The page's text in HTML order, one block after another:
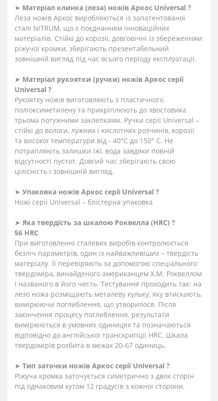
➤ Матеріал клинка (леза) ножів Аркос Universal ?
Леза ножів Аркос виробляються із запатентованої
сталі NITRUM, що є поєднанням інноваційних
матеріалів. Стійкі до корозії, довговічні із збереженням
ріжучої кромки, зберігають презентабельний
зовнішній вигляд під час всього періоду експлуатації.
➤ Матеріал рукоятки (ручки) ножів Аркос серії
Universal ?
Рукоятку ножів виготовляють з пластичного
поліоксиметилену та прикріплюють до хвостовика
трьома потужними заклепками. Ручки серії Universal –
стійкі до вологи, лужних і кислотних розчинів, корозії
та високої температури від - 40°C до 150° C. Не
потрапляють залишки їжі, вода завдяки повній
відсутності пустот. Довгий час зберігають свою
цілісність і зовнішній вигляд.
➤ Упаковка ножів Аркос серії Universal ?
Ножі серії Universal – блістерна упаковка
➤ Яка твердість за шкалою Роквелла (HRC) ?
56 HRC
При виготовленні сталевих виробів контролюється
безліч параметрів, один із найважливіших – твердість
матеріалу. Її перевіряють за допомогою спеціального
твердоміра, винайденого американцем Х.М. Роквеллом
і названого в його честь. Тестування проходить так: на
лезо ножа розміщають металеву кульку, яку втискають,
вимірюючи поглиблення, що утворилося. Після
закінчення процесу поглиблення, результати
вимірюються в умовних одиницях та позначаються
відповідно до англійської транскрипції HRC. Шкала
твердомірів розбита в межах 20-67 одиниць.
➤ Тип заточки ножів Аркос серії Universal ?
Ріжуча кромка заточується симетрично з двох сторін
під однаковим кутом 12 градусів з кожної сторони.